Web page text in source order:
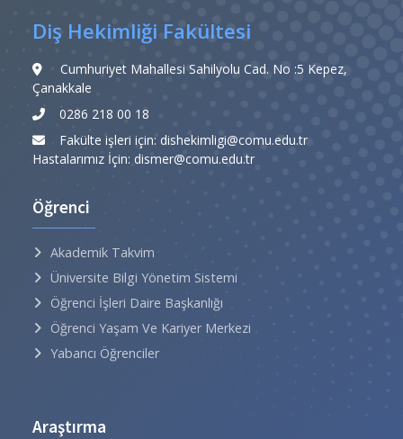
Diş Hekimliği Fakültesi
Cumhuriyet Mahallesi Sahilyolu Cad. No :5 Kepez,
Çanakkale
0286 218 00 18
Fakülte işleri için: dishekimligi@comu.edu.tr
Hastalarımız İçin: dismer@comu.edu.tr
Öğrenci
Akademik Takvim
Üniversite Bilgi Yönetim Sistemi
Öğrenci İşleri Daire Başkanlığı
Öğrenci Yaşam Ve Kariyer Merkezi
Yabancı Öğrenciler
Araştırma